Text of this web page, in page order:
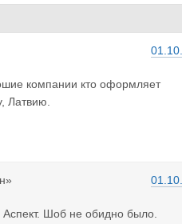
компании кто оформляет
Латвию.
Шоб не обидно было.